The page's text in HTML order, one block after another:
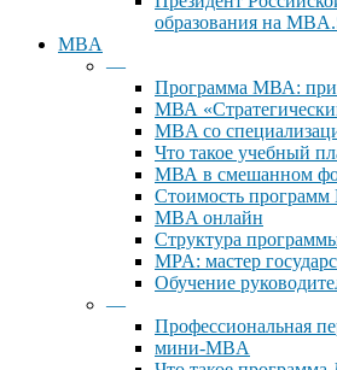
образования на
MBA
—
Программа МВА:
МВА
MBA со
Что такое учебный
МВА в смешанном
Стоимость программ
MBA онлайн
Cтруктура
MPA: мастер
Обучение
—
Профессиональная
мини-MBA